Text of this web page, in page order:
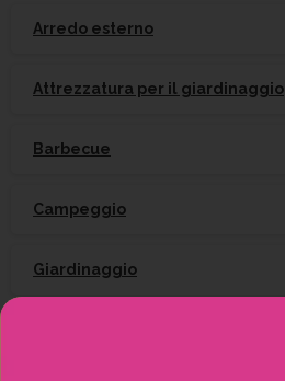
Arredo esterno
Attrezzatura per il giardinaggio
Barbecue
Campeggio
Giardinaggio